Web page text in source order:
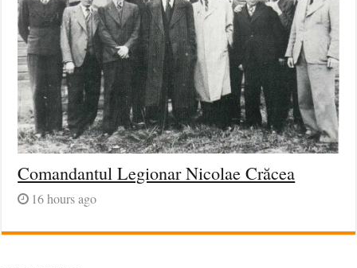
Comandantul Legionar Nicolae Crăcea
16 hours ago